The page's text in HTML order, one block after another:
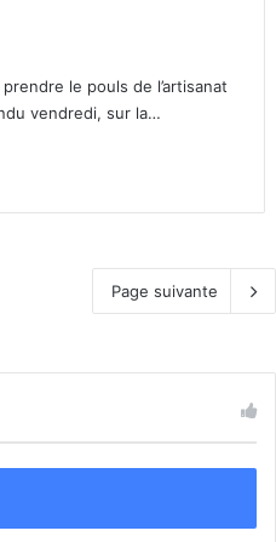
le pouls de l’artisanat
vendredi, sur la…
Page suivante